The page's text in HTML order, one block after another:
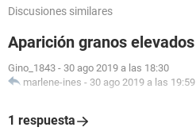
Discusiones similares
Aparición granos
Gino_1843 - 30 ago 2019 a las 18:30
marlene-ines - 30 ago 2019 a las 19:59
1 respuesta